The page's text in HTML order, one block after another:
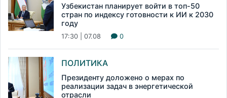
Узбекистан планирует войти в топ-50
стран по индексу готовности к ИИ к 2030
году
17:30 | 07.08 0
ПОЛИТИКА
Президенту доложено о мерах по
реализации задач в энергетической
отрасли